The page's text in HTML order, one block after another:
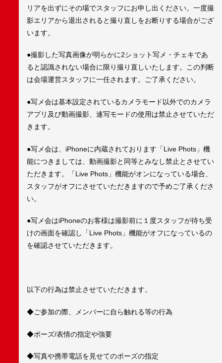
リアを出ずにその場でスタッフにお申し出ください。一度撮
影エリアから退出されると撮り直しをお断りする場合がござ
います。
●撮影した写真画像が明らかに2ショット写メ・チェキであ
ると認識されない場合に限り撮り直しいたします。この判断
は会場運営スタッフに一任されます。ご了承ください。
●写メ会は基本設定されているカメラモード以外でのカメラ
アプリ及び動画撮影、連写モードの使用は禁止させていただ
きます。
●写メ会は、iPhoneに内蔵されております「Live Phots」機
能につきましては、動画撮影と同等とみなし禁止とさせてい
ただきます。「Live Phots」機能がオンになっている場合、
スタッフがオフにさせていただきますので予めご了承くださ
い。
●写メ会はiPhoneのお客様は撮影前に１度スタッフが待ち受
けの画面を確認し「Live Phots」機能がオフになっているの
を確認させていただきます。
以下の行為は禁止させていただきます。
◆ご参加の際、メンバーに自ら触れる等の行為
◆ポーズ/表情の指定や強要
◆写真や携帯電話を見せてのポーズの指定